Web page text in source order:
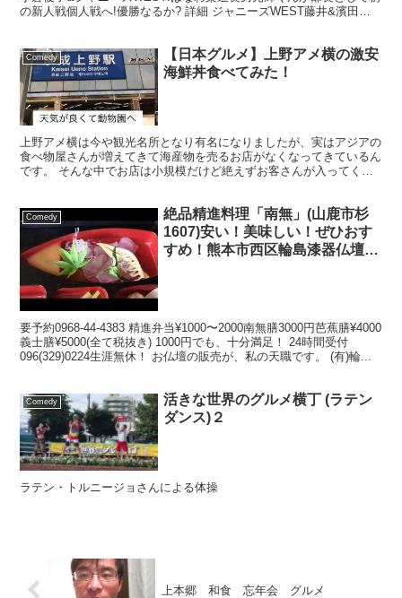
の新人戦個人戦へ!優勝なるか? 詳細 ジャニーズWEST藤井&濱田を
Comedy
【日本グルメ】上野アメ横の激安
海鮮丼食べてみた！
上野アメ横は今や観光名所となり有名になりましたが、実はアジアの
食べ物屋さんが増えてきて海産物を売るお店がなくなってきているん
です。 そんな中でお店は小規模だけど絶えずお客さんが入ってくる
Comedy
絶品精進料理「南無」(山鹿市杉
1607)安い！美味しい！ぜひおす
すめ！熊本市西区輪島漆器仏壇
要予約0968-44-4383 精進弁当¥1000〜2000南無膳3000円芭蕉膳¥4000
義士膳¥5000(全て税抜き) 1000円でも、十分満足！ 24時間受付
096(329)0224生涯無休！ お仏壇の販売が、私の天職です。 (有)輪...
Comedy
活きな世界のグルメ横丁 (ラテン
ダンス)２
ラテン・トルニージョさんによる体操
上本郷 和食 忘年会 グルメ